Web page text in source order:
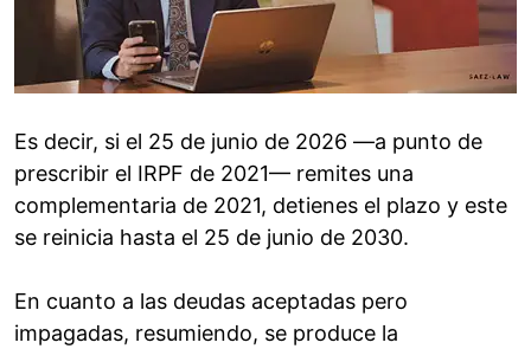
Es decir, si el 25 de junio de 2026 —a punto de
prescribir el IRPF de 2021— remites una
complementaria de 2021, detienes el plazo y este
se reinicia hasta el 25 de junio de 2030.
En cuanto a las deudas aceptadas pero
impagadas, resumiendo, se produce la